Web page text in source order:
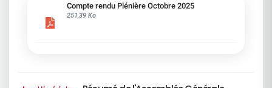
cadre du dialogue social.Bonne lecture !
Compte rendu Plénière Octobre 2025
251,39 Ko